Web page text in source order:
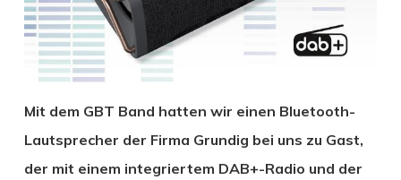
Mit dem GBT Band hatten wir einen Bluetooth-
Lautsprecher der Firma Grundig bei uns zu Gast,
der mit einem integriertem DAB+-Radio und der